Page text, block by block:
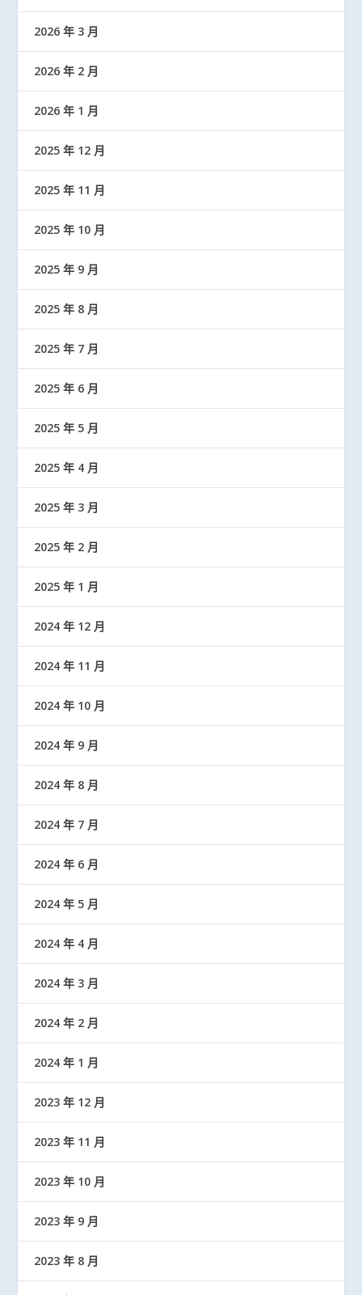
2026 年 3 月
2026 年 2 月
2026 年 1 月
2025 年 12 月
2025 年 11 月
2025 年 10 月
2025 年 9 月
2025 年 8 月
2025 年 7 月
2025 年 6 月
2025 年 5 月
2025 年 4 月
2025 年 3 月
2025 年 2 月
2025 年 1 月
2024 年 12 月
2024 年 11 月
2024 年 10 月
2024 年 9 月
2024 年 8 月
2024 年 7 月
2024 年 6 月
2024 年 5 月
2024 年 4 月
2024 年 3 月
2024 年 2 月
2024 年 1 月
2023 年 12 月
2023 年 11 月
2023 年 10 月
2023 年 9 月
2023 年 8 月